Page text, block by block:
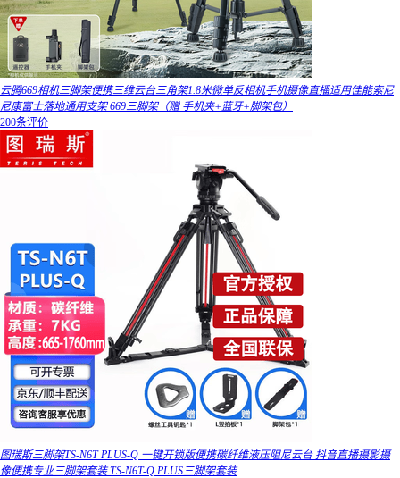
云腾669相机三脚架便携三维云台三角架1.8米微单反相机手机摄像直播适用佳能索尼
尼康富士落地通用支架 669三脚架（赠 手机夹+蓝牙+脚架包）
200条评价
图瑞斯三脚架TS-N6T PLUS-Q 一键开锁版便携碳纤维液压阻尼云台 抖音直播摄影摄
像便携专业三脚架套装 TS-N6T-Q PLUS三脚架套装